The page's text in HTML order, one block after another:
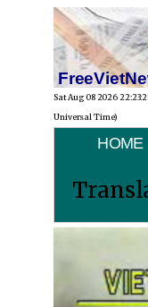
Sat Aug 08 2026
Universal Time)
HOME